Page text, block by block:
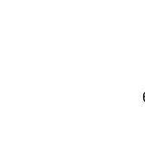
לא לפני שחלפו 6